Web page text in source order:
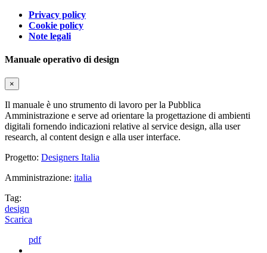
Privacy policy
Cookie policy
Note legali
Manuale operativo di design
×
Il manuale è uno strumento di lavoro per la Pubblica
Amministrazione e serve ad orientare la progettazione di ambienti
digitali fornendo indicazioni relative al service design, alla user
research, al content design e alla user interface.
Progetto: Designers Italia
Amministrazione: italia
Tag:
design
Scarica
pdf